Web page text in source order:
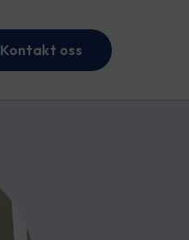
Kontakt oss